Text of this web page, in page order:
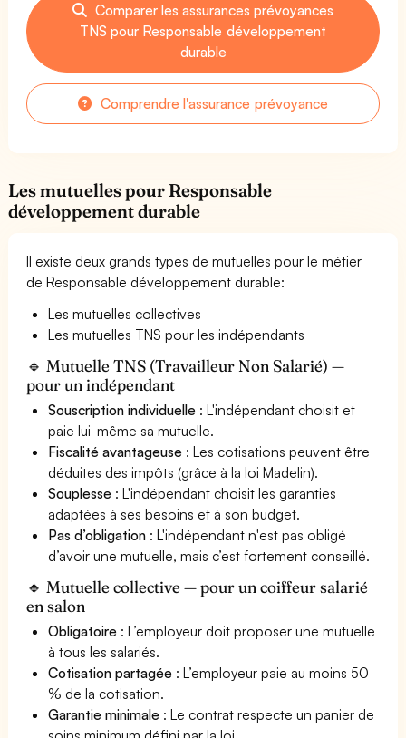
Comparer les assurances prévoyances
TNS pour Responsable développement
durable
Comprendre l'assurance prévoyance
Les mutuelles pour Responsable
développement durable
Il existe deux grands types de mutuelles pour le métier
de Responsable développement durable:
Les mutuelles collectives
Les mutuelles TNS pour les indépendants
🔹 Mutuelle TNS (Travailleur Non Salarié) —
pour un indépendant
Souscription individuelle : L'indépendant choisit et
paie lui-même sa mutuelle.
Fiscalité avantageuse : Les cotisations peuvent être
déduites des impôts (grâce à la loi Madelin).
Souplesse : L'indépendant choisit les garanties
adaptées à ses besoins et à son budget.
Pas d’obligation : L'indépendant n'est pas obligé
d’avoir une mutuelle, mais c’est fortement conseillé.
🔹 Mutuelle collective — pour un coiffeur salarié
en salon
Obligatoire : L’employeur doit proposer une mutuelle
à tous les salariés.
Cotisation partagée : L’employeur paie au moins 50
% de la cotisation.
Garantie minimale : Le contrat respecte un panier de